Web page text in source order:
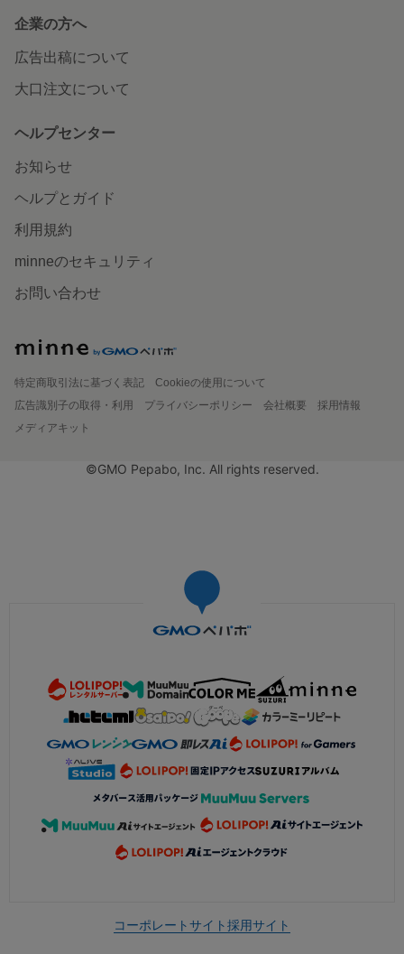
企業の方へ
広告出稿について
大口注文について
ヘルプセンター
お知らせ
ヘルプとガイド
利用規約
minneのセキュリティ
お問い合わせ
特定商取引法に基づく表記
Cookieの使用について
広告識別子の取得・利用
プライバシーポリシー 会社概要
採用情報
メディアキット
©GMO Pepabo, Inc. All rights reserved.
コーポレートサイト採用サイト